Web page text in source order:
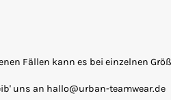
Fällen kann es bei einzelnen
uns an hallo@urban-teamwear.de